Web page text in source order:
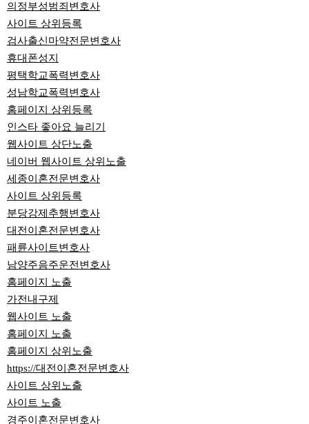
의정부성범죄변호사
사이트 상위등록
검사출신마약전문변호사
휴대폰성지
평택학교폭력변호사
성남학교폭력변호사
홈페이지 상위등록
인스타 좋아요 늘리기
웹사이트 상단노출
네이버 웹사이트 상위노출
세종이혼전문변호사
사이트 상위등록
분당강제추행변호사
대전이혼전문변호사
패륜사이트변호사
남양주음주운전변호사
홈페이지 노출
가전내구제
웹사이트 노출
홈페이지 노출
홈페이지 상위노출
https://대전이혼전문변호사
사이트 상위노출
사이트 노출
경주이혼전문변호사